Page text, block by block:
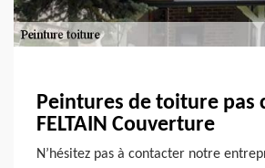
Peintures de toiture pas
FELTAIN Couverture
N’hésitez pas à contacter notre